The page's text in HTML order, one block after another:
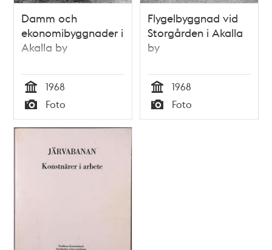
Damm och
ekonomibyggnader i
Akalla by
Tid
1968
Typ
Foto
Flygelbyggnad vid
Storgården i Akalla
by
Tid
1968
Typ
Foto